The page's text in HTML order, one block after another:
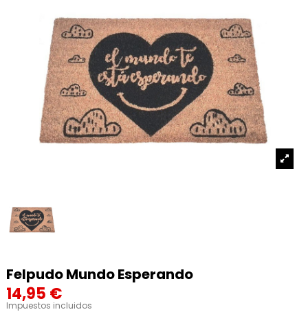
Felpudo Mundo Esperando
14,95 €
Impuestos incluidos